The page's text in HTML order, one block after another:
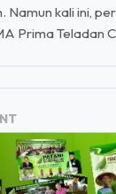
Namun kali ini,
Prima Teladan